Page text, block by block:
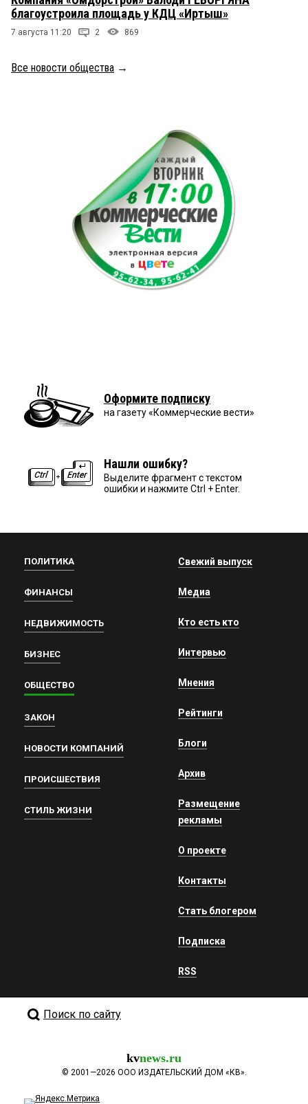
благоустроила площадь у КДЦ «Иртыш»
7 августа 11:20 2 869
Все новости общества →
Оформите подписку
на газету «Коммерческие вести»
Нашли ошибку?
Выделите фрагмент с текстом
ошибки и нажмите Ctrl + Enter.
ПОЛИТИКА
ФИНАНСЫ
НЕДВИЖИМОСТЬ
БИЗНЕС
ОБЩЕСТВО
ЗАКОН
НОВОСТИ КОМПАНИЙ
ПРОИСШЕСТВИЯ
СТИЛЬ ЖИЗНИ
Свежий выпуск
Медиа
Кто есть кто
Интервью
Мнения
Рейтинги
Блоги
Архив
Размещение
рекламы
О проекте
Контакты
Стать блогером
Подписка
RSS
Поиск по сайту
kvnews.ru
© 2001—2026 ООО ИЗДАТЕЛЬСКИЙ ДОМ «КВ».